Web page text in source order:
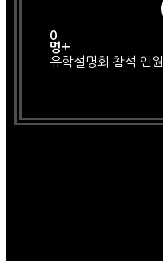
0
명+
유학설명회 참석 인원